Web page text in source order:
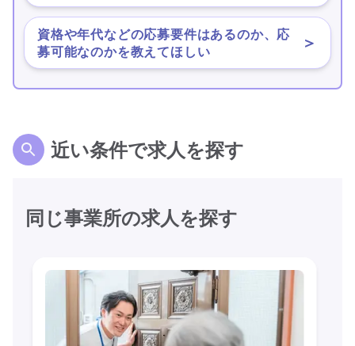
資格や年代などの応募要件はあるのか、応
募可能なのかを教えてほしい
＞
近い条件で求人を探す
同じ事業所の求人を探す